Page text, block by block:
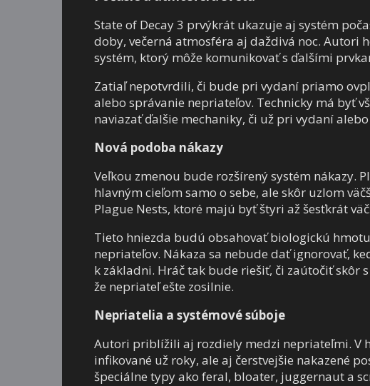
State of Decay 3 prvýkrát ukazuje aj systém
doby, večerná atmosféra aj daždivá noc. Autori
systém, ktorý môže komunikovať s ďalšími
Zatiaľ nepotvrdili, či bude pri vydaní priamo
alebo správanie nepriateľov. Technicky má byť
naviazať ďalšie mechaniky, či už pri vydaní
Nová podoba nákazy
Veľkou zmenou bude rozšírený systém nákazy.
hlavným cieľom samo o sebe, ale skôr uzlom
Plague Nests, ktoré majú byť štyri až šesťkrát
Tieto hniezda budú obsahovať biologickú
nepriateľov. Nákaza sa nebude dať ignorovať,
k základni. Hráč tak bude riešiť, či zaútočiť skôr
že nepriateľ ešte zosilnie.
Nepriatelia a systémové súboje
Autori priblížili aj rozdiely medzi nepriateľmi. V
infikované už roky, ale aj čerstvejšie nakazené
špeciálne typy ako feral, bloater, juggernaut a